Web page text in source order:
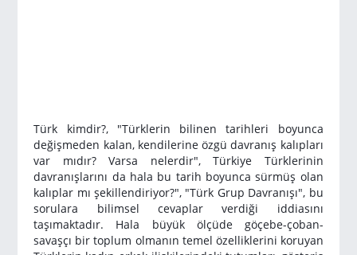
Türk kimdir?, "Türklerin bilinen tarihleri boyunca
değişmeden kalan, kendilerine özgü davranış kalıpları
var mıdır? Varsa nelerdir", Türkiye Türklerinin
davranışlarını da hala bu tarih boyunca sürmüş olan
kalıplar mı şekillendiriyor?", "Türk Grup Davranışı", bu
sorulara bilimsel cevaplar verdiği iddiasını
taşımaktadır. Hala büyük ölçüde göçebe-çoban-
savaşçı bir toplum olmanın temel özelliklerini koruyan